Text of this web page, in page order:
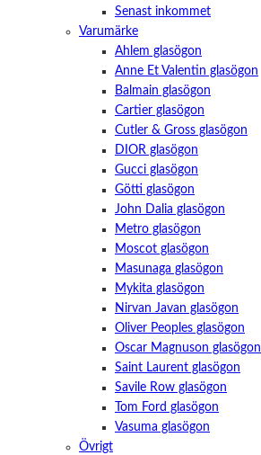
Senast inkommet
Varumärke
Ahlem glasögon
Anne Et Valentin glasögon
Balmain glasögon
Cartier glasögon
Cutler & Gross glasögon
DIOR glasögon
Gucci glasögon
Götti glasögon
John Dalia glasögon
Metro glasögon
Moscot glasögon
Masunaga glasögon
Mykita glasögon
Nirvan Javan glasögon
Oliver Peoples glasögon
Oscar Magnuson glasögon
Saint Laurent glasögon
Savile Row glasögon
Tom Ford glasögon
Vasuma glasögon
Övrigt